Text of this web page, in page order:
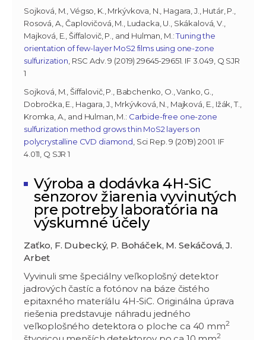
Sojková, M., Végso, K., Mrkývkova, N., Hagara, J., Hutár, P.,
Rosová, A., Čaplovičová, M., Ludacka, U., Skákalová, V.,
Majková, E., Šiffalovič, P., and Hulman, M.:Tuning the
orientation of few-layer MoS2 films using one-zone
sulfurization , RSC Adv. 9 (2019) 29645-29651. IF 3.049, Q SJR
1
Sojková, M., Šiffalovič, P., Babchenko, O., Vanko, G.,
Dobročka, E., Hagara, J., Mrkývková, N., Majková, E., Ižák, T.,
Kromka, A., and Hulman, M.: Carbide-free one-zone
sulfurization method grows thin MoS2 layers on
polycrystalline CVD diamond , Sci Rep. 9 (2019) 2001. IF
4.011, Q SJR 1
Výroba a dodávka 4H-SiC
senzorov žiarenia vyvinutých
pre potreby laboratória na
výskumné účely
Zaťko, F. Dubecký, P. Boháček, M. Sekáčová, J.
Arbet
Vyvinuli sme špeciálny veľkoplošný detektor
jadrových častíc a fotónov na báze čistého
epitaxného materíálu 4H-SiC. Originálna úprava
riešenia predstavuje náhradu jedného
veľkoplošného detektora o ploche ca 40 mm2
2